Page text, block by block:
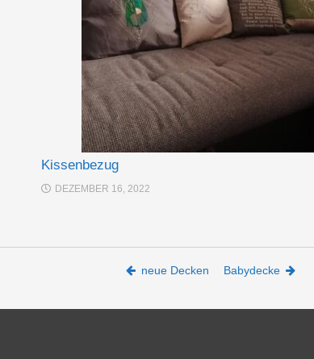
Kissenbezug
DEZEMBER 16, 2022
neue Decken Babydecke